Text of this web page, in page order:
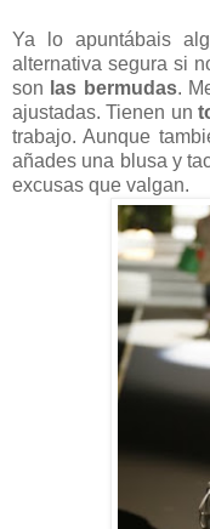
Ya lo apuntábais
alternativa segura si
son las bermudas.
ajustadas. Tienen un
trabajo. Aunque
añades una blusa y
excusas que valgan.